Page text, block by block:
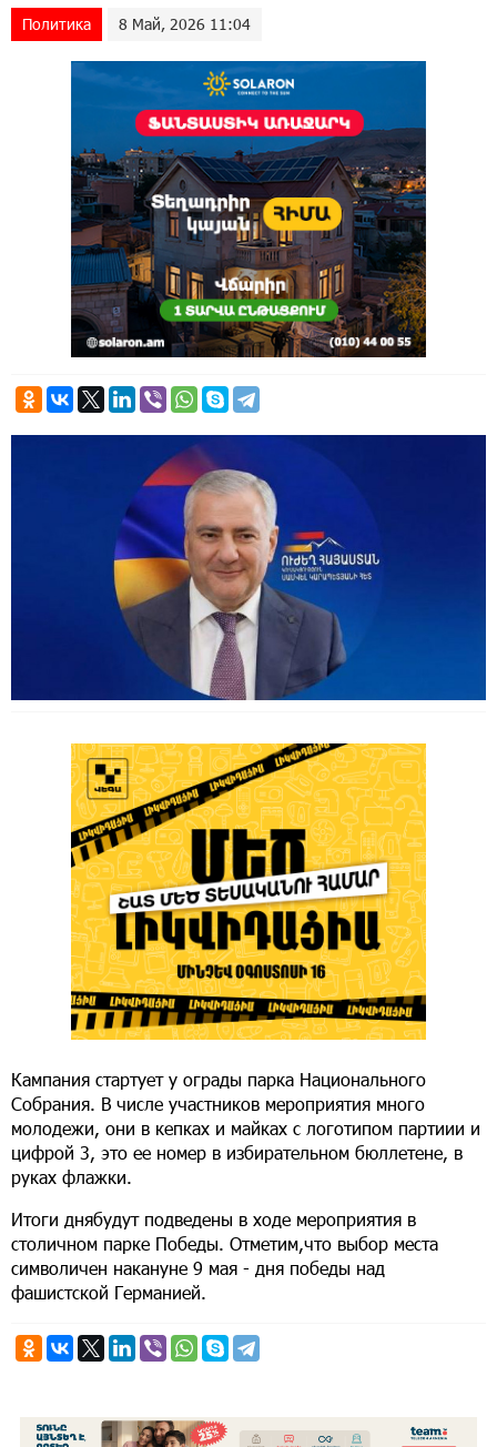
Политика 8 Май, 2026 11:04
Кампания стартует у ограды парка Национального
Собрания. В числе участников мероприятия много
молодежи, они в кепках и майках с логотипом партиии и
цифрой 3, это ее номер в избирательном бюллетене, в
руках флажки.
Итоги днябудут подведены в ходе мероприятия в
столичном парке Победы. Отметим,что выбор места
символичен накануне 9 мая - дня победы над
фашистской Германией.